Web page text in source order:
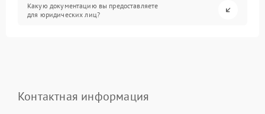
Какую документацию вы предоставляете
для юридических лиц?
Контактная информация